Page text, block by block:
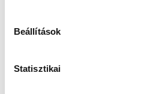
Beállítások
Statisztikai